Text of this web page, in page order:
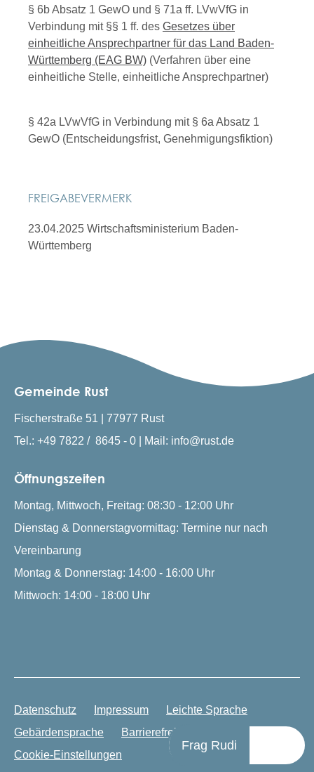
§ 6b Absatz 1 GewO und § 71a ff. LVwVfG in
Verbindung mit §§ 1 ff. des Gesetzes über
einheitliche Ansprechpartner für das Land Baden-
Württemberg (EAG BW) (Verfahren über eine
einheitliche Stelle, einheitliche Ansprechpartner)
§ 42a LVwVfG in Verbindung mit § 6a Absatz 1
GewO (Entscheidungsfrist, Genehmigungsfiktion)
FREIGABEVERMERK
23.04.2025 Wirtschaftsministerium Baden-
Württemberg
Gemeinde Rust
Fischerstraße 51 | 77977 Rust
Tel.: +49 7822 / 8645 - 0 | Mail: info@rust.de
Öffnungszeiten
Montag, Mittwoch, Freitag: 08:30 - 12:00 Uhr
Dienstag & Donnerstagvormittag: Termine nur nach
Vereinbarung
Montag & Donnerstag: 14:00 - 16:00 Uhr
Mittwoch: 14:00 - 18:00 Uhr
Frag Rudi
Datenschutz Impressum
Leichte Sprache
Gebärdensprache
Barrierefreiheit
Cookie-Einstellungen